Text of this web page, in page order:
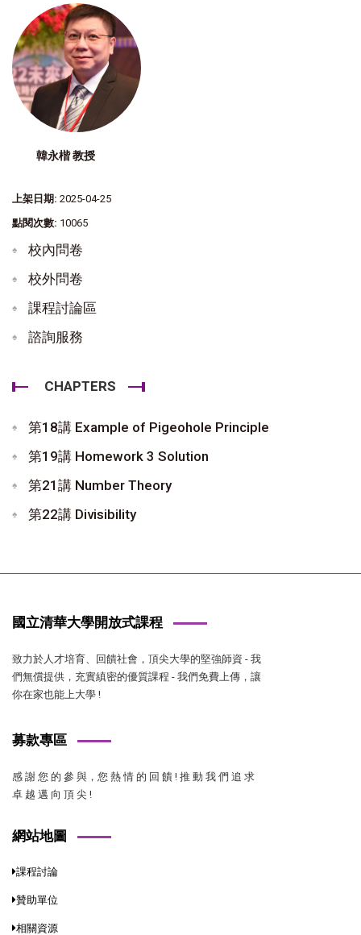
韓永楷 教授
上架日期: 2025-04-25
點閱次數: 10065
校內問卷
校外問卷
課程討論區
諮詢服務
CHAPTERS
第18講 Example of Pigeohole Principle
第19講 Homework 3 Solution
第21講 Number Theory
第22講 Divisibility
國立清華大學開放式課程
致力於人才培育、回饋社會，頂尖大學的堅強師資 - 我
們無償提供，充實縝密的優質課程 - 我們免費上傳，讓
你在家也能上大學 !
募款專區
感 謝 您 的 參 與，您 熱 情 的 回 饋 ! 推 動 我 們 追 求
卓 越 邁 向 頂 尖 !
網站地圖
課程討論
贊助單位
相關資源